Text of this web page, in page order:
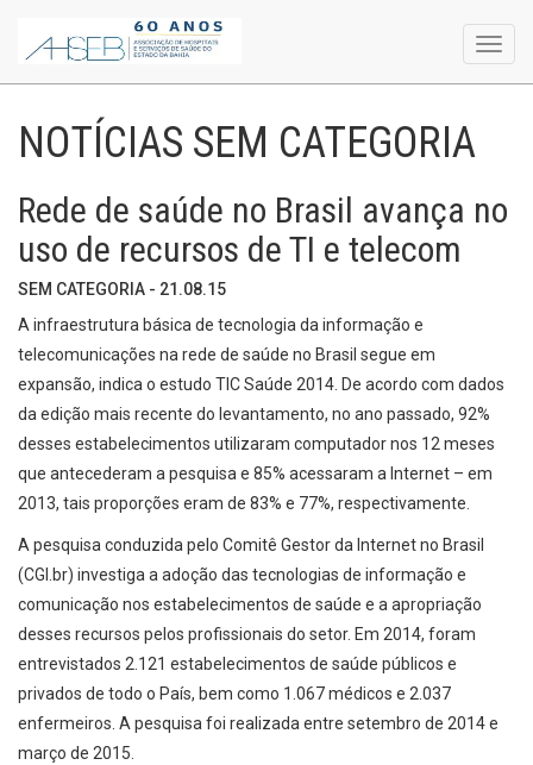
NOTÍCIAS SEM CATEGORIA
Rede de saúde no Brasil avança no
uso de recursos de TI e telecom
SEM CATEGORIA - 21.08.15
A infraestrutura básica de tecnologia da informação e
telecomunicações na rede de saúde no Brasil segue em
expansão, indica o estudo TIC Saúde 2014. De acordo com dados
da edição mais recente do levantamento, no ano passado, 92%
desses estabelecimentos utilizaram computador nos 12 meses
que antecederam a pesquisa e 85% acessaram a Internet – em
2013, tais proporções eram de 83% e 77%, respectivamente.
A pesquisa conduzida pelo Comitê Gestor da Internet no Brasil
(CGI.br) investiga a adoção das tecnologias de informação e
comunicação nos estabelecimentos de saúde e a apropriação
desses recursos pelos profissionais do setor. Em 2014, foram
entrevistados 2.121 estabelecimentos de saúde públicos e
privados de todo o País, bem como 1.067 médicos e 2.037
enfermeiros. A pesquisa foi realizada entre setembro de 2014 e
março de 2015.